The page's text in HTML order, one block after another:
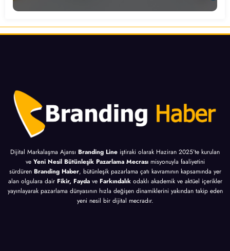
Dijital Markalaşma Ajansı Branding Line iştiraki olarak Haziran 2025’te kurulan
ve Yeni Nesil Bütünleşik Pazarlama Mecrası misyonuyla faaliyetini
sürdüren Branding Haber, bütünleşik pazarlama çatı kavramının kapsamında yer
alan olgulara dair Fikir, Fayda ve Farkındalık odaklı akademik ve aktüel içerikler
yayınlayarak pazarlama dünyasının hızla değişen dinamiklerini yakından takip eden
yeni nesil bir dijital mecradır.